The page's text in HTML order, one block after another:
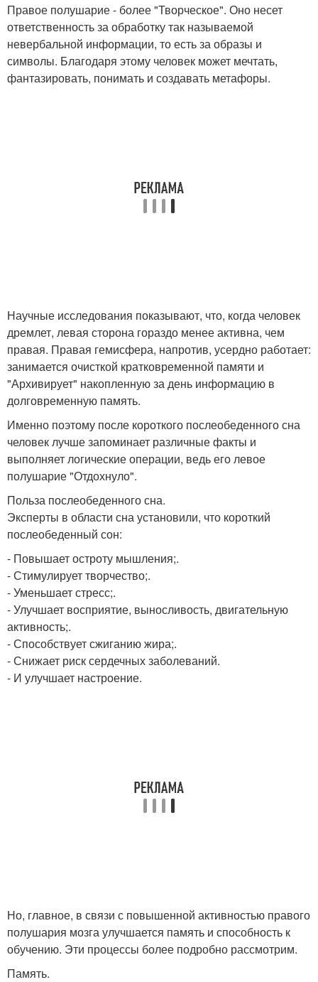
Правое полушарие - более "Творческое". Оно несет
ответственность за обработку так называемой
невербальной информации, то есть за образы и
символы. Благодаря этому человек может мечтать,
фантазировать, понимать и создавать метафоры.
Научные исследования показывают, что, когда человек
дремлет, левая сторона гораздо менее активна, чем
правая. Правая гемисфера, напротив, усердно работает:
занимается очисткой кратковременной памяти и
"Архивирует" накопленную за день информацию в
долговременную память.
Именно поэтому после короткого послеобеденного сна
человек лучше запоминает различные факты и
выполняет логические операции, ведь его левое
полушарие "Отдохнуло".
Польза послеобеденного сна.
Эксперты в области сна установили, что короткий
послеобеденный сон:
- Повышает остроту мышления;.
- Стимулирует творчество;.
- Уменьшает стресс;.
- Улучшает восприятие, выносливость, двигательную
активность;.
- Способствует сжиганию жира;.
- Снижает риск сердечных заболеваний.
- И улучшает настроение.
Но, главное, в связи с повышенной активностью правого
полушария мозга улучшается память и способность к
обучению. Эти процессы более подробно рассмотрим.
Память.